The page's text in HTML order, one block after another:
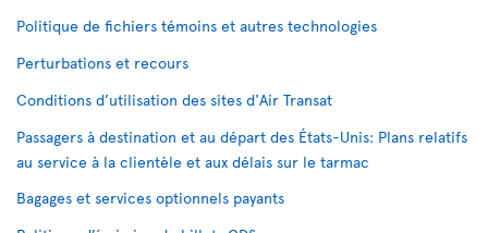
Politique de fichiers témoins et autres technologies
Perturbations et recours
Conditions d’utilisation des sites d'Air Transat
Passagers à destination et au départ des États-Unis: Plans relatifs
au service à la clientèle et aux délais sur le tarmac
Bagages et services optionnels payants